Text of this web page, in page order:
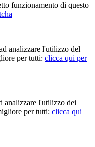
funzionamento di questo
analizzare l'utilizzo del
per tutti: clicca qui per
analizzare l'utilizzo dei
per tutti: clicca qui